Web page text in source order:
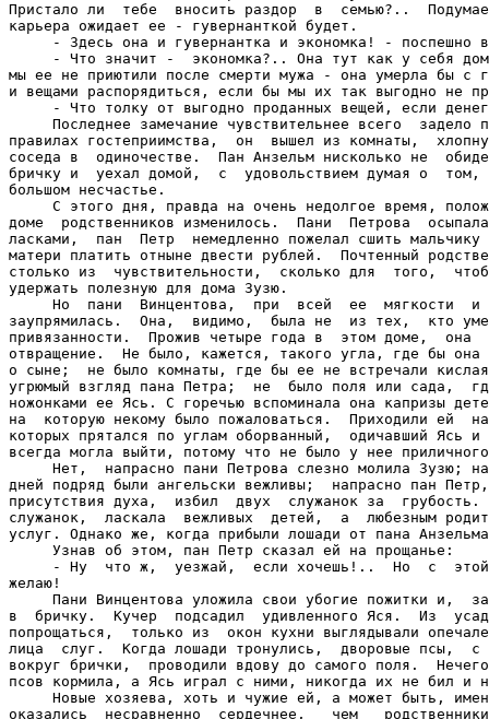
Пристало ли  тебе  вносить раздор  в  семью?..
карьера ожидает ее - гувернанткой будет.
- Здесь она и гувернантка и экономка! - поспешно
- Что значит -  экономка?.. Она тут как у себя
мы ее не приютили после смерти мужа - она умерла бы с
и вещами распорядиться, если бы мы их так выгодно не
- Что толку от выгодно проданных вещей, если
Последнее замечание чувствительнее всего  задело
правилах гостеприимства,  он  вышел из комнаты,
соседа в  одиночестве.  Пан Анзельм нисколько не
бричку и  уехал домой,  с  удовольствием думая о  том,
большом несчастье.
С этого дня, правда на очень недолгое время,
доме  родственников изменилось.  Пани  Петрова
ласками,  пан  Петр  немедленно пожелал сшить
матери платить отныне двести рублей.  Почтенный
столько из  чувствительности,  сколько для  того,
удержать полезную для дома Зузю.
Но  пани  Винцентова,  при  всей  ее  мягкости  и
заупрямилась.  Она,  видимо,  была не  из тех,  кто
привязанности.  Прожив четыре года в  этом доме,  она
отвращение.  Не было, кажется, такого угла, где бы она
о сыне;  не было комнаты, где бы ее не встречали
угрюмый взгляд пана Петра;  не  было поля или сада,
ножонками ее Ясь. С горечью вспоминала она капризы
на  которую некому было пожаловаться.  Приходили ей
которых прятался по углам оборванный,  одичавший Ясь
всегда могла выйти, потому что не было у нее
Нет,  напрасно пани Петрова слезно молила Зузю;
дней подряд были ангельски вежливы;  напрасно пан
присутствия духа,  избил  двух  служанок за  грубость.
служанок,  ласкала  вежливых  детей,  а  любезным
услуг. Однако же, когда прибыли лошади от пана
     Узнав об этом, пан Петр сказал ей на прощанье:
- Ну  что ж,  уезжай,  если хочешь!..  Но  с
желаю!
Пани Винцентова уложила свои убогие пожитки и,
в  бричку.  Кучер  подсадил  удивленного Яся.  Из
попрощаться,  только из  окон кухни выглядывали
лица  слуг.  Когда лошади тронулись,  дворовые псы,  с
вокруг брички,  проводили вдову до самого поля.
псов кормила, а Ясь играл с ними, никогда их не бил и
Новые хозяева, хоть и чужие ей, а может быть,
оказались  несравненно  сердечнее,   чем